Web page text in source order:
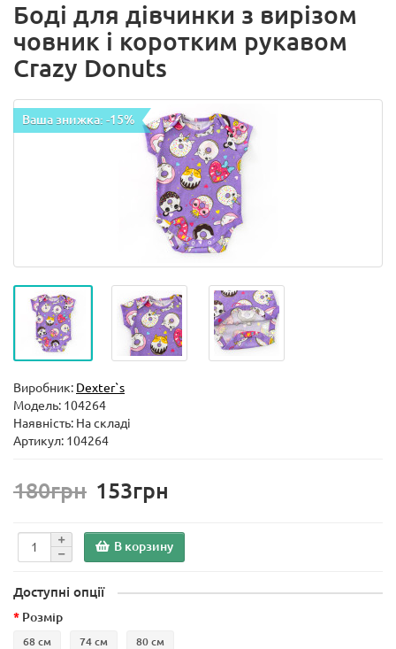
Боді для дівчинки з вирізом
човник і коротким рукавом
Crazy Donuts
Ваша знижка: -15%
Виробник: Dexter`s
Модель: 104264
Наявність: На складі
Артикул: 104264
180грн 153грн
В корзину
Доступні опції
Розмір
68 см 74 см 80 см